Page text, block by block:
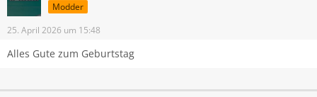
Modder
25. April 2026 um 15:48
Alles Gute zum Geburtstag